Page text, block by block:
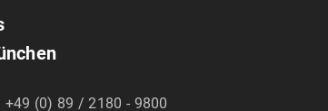
+49 (0) 89 / 2180 - 9800